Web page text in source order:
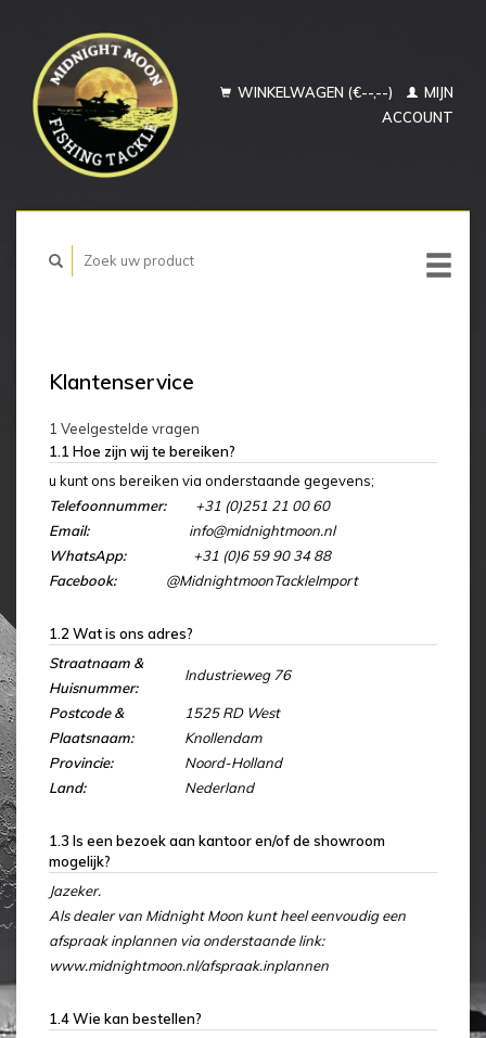
WINKELWAGEN (€--,--)
MIJN
ACCOUNT
Klantenservice
1 Veelgestelde vragen
1.1 Hoe zijn wij te bereiken?
u kunt ons bereiken via onderstaande gegevens;
Telefoonnummer:
+31 (0)251 21 00 60
Email:
info@midnightmoon.nl
WhatsApp:
+31 (0)6 59 90 34 88
Facebook:
@MidnightmoonTackleImport
1.2 Wat is ons adres?
Straatnaam &
Huisnummer:
Industrieweg 76
Postcode &
Plaatsnaam:
1525 RD West
Knollendam
Provincie:
Noord-Holland
Land:
Nederland
1.3 Is een bezoek aan kantoor en/of de showroom
mogelijk?
Jazeker.
Als dealer van Midnight Moon kunt heel eenvoudig een
afspraak inplannen via onderstaande link:
www.midnightmoon.nl/afspraak.inplannen
1.4 Wie kan bestellen?